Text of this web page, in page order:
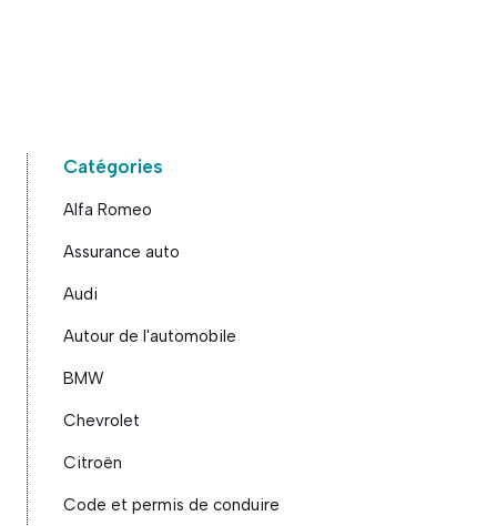
Catégories
Alfa Romeo
Assurance auto
Audi
Autour de l'automobile
BMW
Chevrolet
Citroën
Code et permis de conduire